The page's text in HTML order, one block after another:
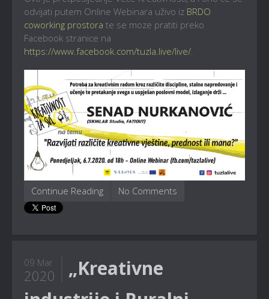
odvijati putem Online Webinara uživo iz BRDO
coworking prostora te se moze pratiti preko
Facebook stranice na
https://www.facebook.com/tuzla.live/live/.
Continue Reading No Comments
09 Mar
2020
„Kreativne